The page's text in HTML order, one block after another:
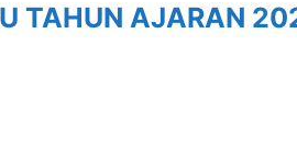
TAHUN AJARAN